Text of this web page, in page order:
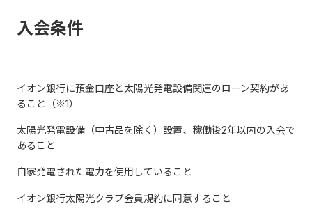
入会条件
イオン銀行に預金口座と太陽光発電設備関連のローン契約があ
ること（※1）
太陽光発電設備（中古品を除く）設置、稼働後2年以内の入会で
あること
自家発電された電力を使用していること
イオン銀行太陽光クラブ会員規約に同意すること